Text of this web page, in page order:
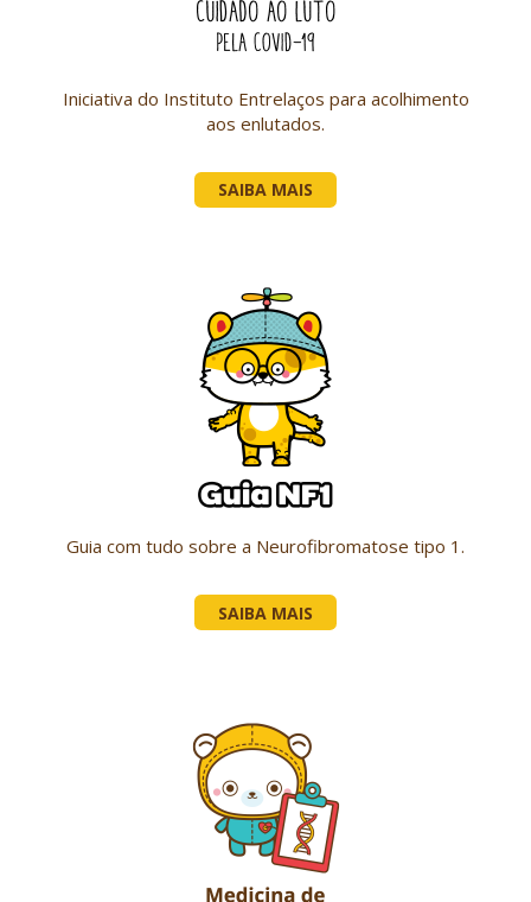
Iniciativa do Instituto Entrelaços para acolhimento
aos enlutados.
SAIBA MAIS
Guia com tudo sobre a Neurofibromatose tipo 1.
SAIBA MAIS